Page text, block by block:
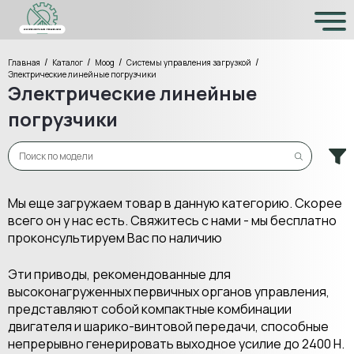
Главная / Каталог / Moog / Системы управления загрузкой /
Электрические линейные погрузчики
Электрические линейные
погрузчики
Мы еще загружаем товар в данную категорию. Скорее
всего он у нас есть. Свяжитесь с нами - мы бесплатно
проконсультируем Вас по наличию
Эти приводы, рекомендованные для
высоконагруженных первичных органов управления,
представляют собой компактные комбинации
двигателя и шарико-винтовой передачи, способные
непрерывно генерировать выходное усилие до 2400 Н.